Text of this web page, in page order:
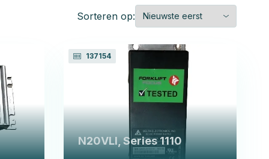
Sorteren op:
137154
N20VLI, Series 1110